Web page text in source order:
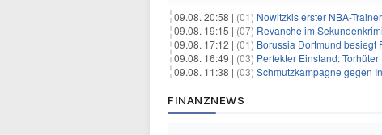
09.08. 20:58 | (01) Nowitzkis erster NBA-
09.08. 19:15 | (07) Revanche im
09.08. 17:12 | (01) Borussia Dortmund besiegt
09.08. 16:49 | (03) Perfekter Einstand:
09.08. 11:38 | (03) Schmutzkampagne gegen
FINANZNEWS